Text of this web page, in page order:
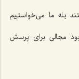
بله ما می‌خواستیم
مجالی برای پرسش